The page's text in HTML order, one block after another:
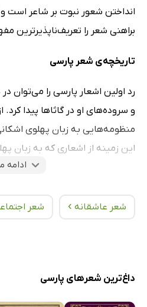
انداختن شعور نبوت بر شاعر است
براهنی شعر را تعریف‌ناپذیرترین
تاریخچه‌ی شعر پارسی
رد اولین اشعار پارسی را می‌توان در
و سروده‌های او در گاثاها پیدا کرد.
منظومه‌هایی به زبان پهلوی
این زمینه از اشعاری که به زبان
نیز، نمی‌توان غافل شد. این دو
تفاوت‌های بسیاری با اشعار پارسی
در دوران یعقوب لیث صفاری، اولین
ادامه
شعر عاشقانه › شعر
داغ‌ترین شعرهای پارسی